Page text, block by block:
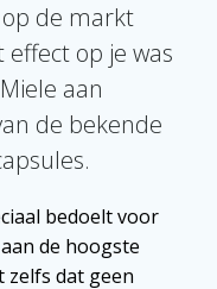
de markt
op je was
aan
de bekende
bedoelt voor
de hoogste
zelfs dat geen